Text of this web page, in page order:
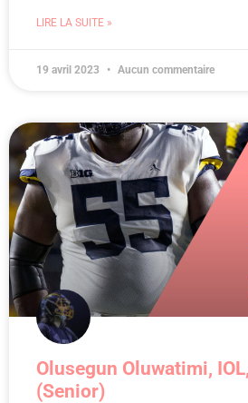
LIRE LA SUITE »
19 avril 2023 Aucun commentaire
Olusegun Oluwatimi,
(Senior)